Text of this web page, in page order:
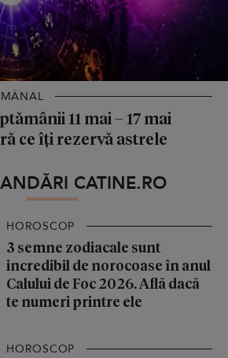
11 mai – 17 mai
ce îți rezervă astrele
CATINE.RO
HOROSCOP
3 semne zodiacale sunt
incredibil de norocoase în anul
Calului de Foc 2026. Află dacă
te numeri printre ele
HOROSCOP